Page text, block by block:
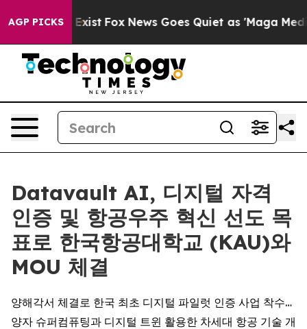
AGP PICKS
Exist Fox News Goes Quiet as 'Maga Media
Datavault AI, 디지털 자격
인증 및 항공우주 혁신 선도 목
표로 한국항공대학교 (KAU)와
MOU 체결
양해각서 체결로 한국 최초 디지털 파일럿 인증 사업 착수…
양자 슈퍼컴퓨팅과 디지털 트윈 활용한 차세대 항공 기술 개